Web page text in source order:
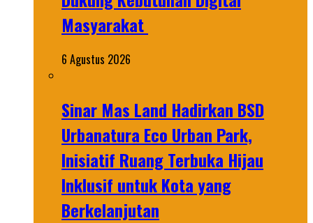
Masyarakat
6 Agustus 2026
Sinar Mas Land Hadirkan BSD
Urbanatura Eco Urban Park,
Inisiatif Ruang Terbuka Hijau
Inklusif untuk Kota yang
Berkelanjutan